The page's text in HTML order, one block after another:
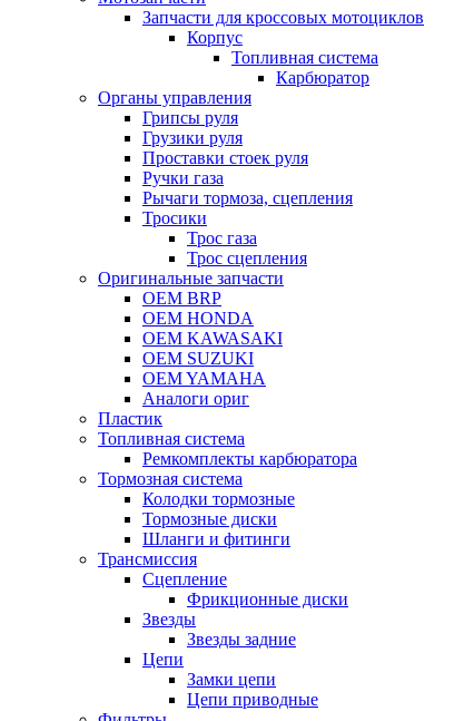
Запчасти для кроссовых мотоциклов
Корпус
Топливная система
Карбюратор
Органы управления
Грипсы руля
Грузики руля
Проставки стоек руля
Ручки газа
Рычаги тормоза, сцепления
Тросики
Трос газа
Трос сцепления
Оригинальные запчасти
OEM BRP
OEM HONDA
OEM KAWASAKI
OEM SUZUKI
OEM YAMAHA
Аналоги ориг
Пластик
Топливная система
Ремкомплекты карбюратора
Тормозная система
Колодки тормозные
Тормозные диски
Шланги и фитинги
Трансмиссия
Cцепление
Фрикционные диски
Звезды
Звезды задние
Цепи
Замки цепи
Цепи приводные